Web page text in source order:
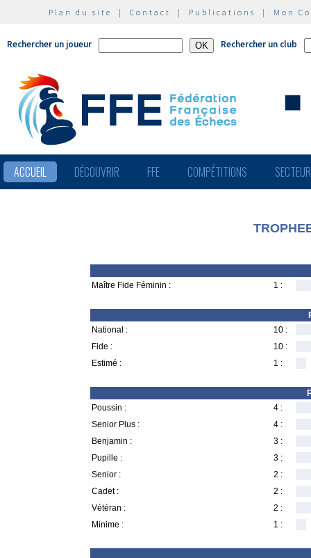
Plan du site | Contact | Publications | Mon
Rechercher un joueur Rechercher un club
ACCUEIL DÉCOUVRIR FFE COMPÉTITIONS
Maître Fide Féminin : 1 :
National :
10 :
Fide :
10 :
Estimé :
1 :
Poussin :
4 :
Senior Plus :
4 :
Benjamin :
3 :
Pupille :
3 :
Senior :
2 :
Cadet :
2 :
Vétéran :
2 :
Minime :
1 :